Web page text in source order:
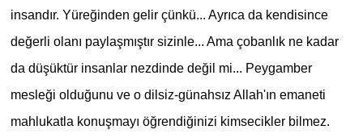
insandır. Yüreğinden gelir çünkü... Ayrıca da kendisince
değerli olanı paylaşmıştır sizinle... Ama çobanlık ne kadar
da düşüktür insanlar nezdinde değil mi... Peygamber
mesleği olduğunu ve o dilsiz-günahsız Allah'ın emaneti
mahlukatla konuşmayı öğrendiğinizi kimsecikler bilmez.